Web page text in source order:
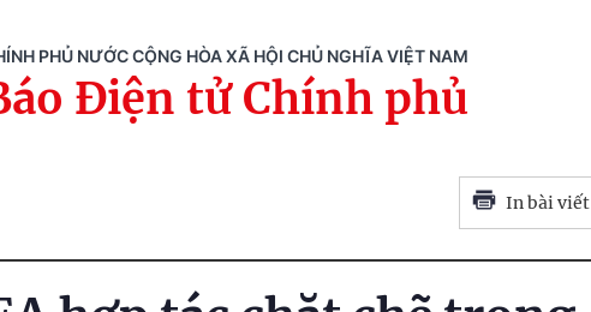
PHỦ NƯỚC CỘNG HÒA XÃ HỘI CHỦ NGHĨA VIỆT NAM
Điện tử Chính phủ
In bài viết